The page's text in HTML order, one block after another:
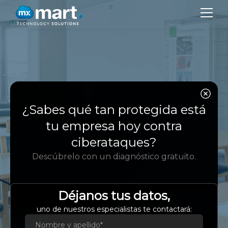
Caso de
Estudio
Arquitectura de alta
disponibilidad para
LMS
CRESON
¿Sabes qué tan protegida está
tu empresa hoy contra
ciberataques?
Descúbrelo con un diagnóstico gratuito.
Déjanos tus datos,
uno de nuestros especialistas te contactará: